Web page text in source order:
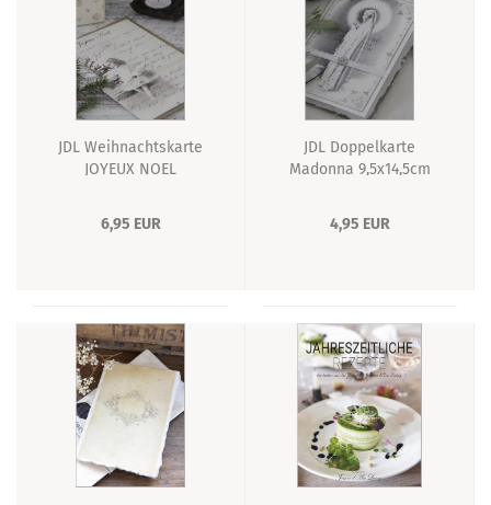
JDL Weihnachtskarte
JOYEUX NOEL
6,95 EUR
JDL Doppelkarte
Madonna 9,5x14,5cm
4,95 EUR